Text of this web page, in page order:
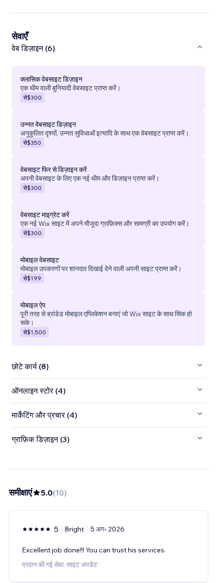
सेवाएँ
वेब डिज़ाइन (6)
क्लासिक वेबसाइट डिज़ाइन
एक थीम वाली बुनियादी वेबसाइट प्राप्त करें।
से$300
उन्नत वेबसाइट डिज़ाइन
अनुकूलित दृश्यों, उन्नत सुविधाओं इत्यादि के साथ एक वेबसाइट प्राप्त करें।
से$350
वेबसाइट फिर से डिज़ाइन करें
अपनी वेबसाइट के लिए एक नई थीम और डिज़ाइन प्राप्त करें।
से$300
वेबसाइट माइग्रेट करें
एक नई Wix साइट में अपने मौजूदा ग्राफ़िक्स और सामग्री का उपयोग करें।
से$300
मोबाइल वेबसाइट
मोबाइल उपकरणों पर शानदार दिखाई देने वाली अपनी साइट प्राप्त करें।
से$199
मोबाइल ऐप
पूरी तरह से ब्रांडेड मोबाइल एप्लिकेशन बनाएं जो Wix साइट के साथ सिंक हो
सके।
से$1,500
छोटे कार्य (8)
ऑनलाइन स्टोर (4)
मार्केटिंग और प्रचार (4)
ग्राफ़िक डिज़ाइन (3)
समीक्षाएं 5.0(10)
5 Bright 5 अग॰ 2026
Excellent job done!!! You can trust his services.
प्रदान की गई सेवा: साइट अपडेट